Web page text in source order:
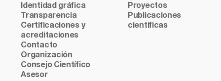
Identidad gráfica
Transparencia
Certificaciones y
acreditaciones
Contacto
Organización
Consejo Científico
Asesor
Proyectos
Publicaciones
científicas